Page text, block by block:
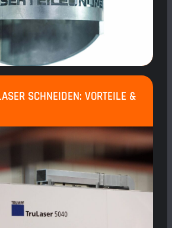
SCHNEIDEN: VORTEILE &